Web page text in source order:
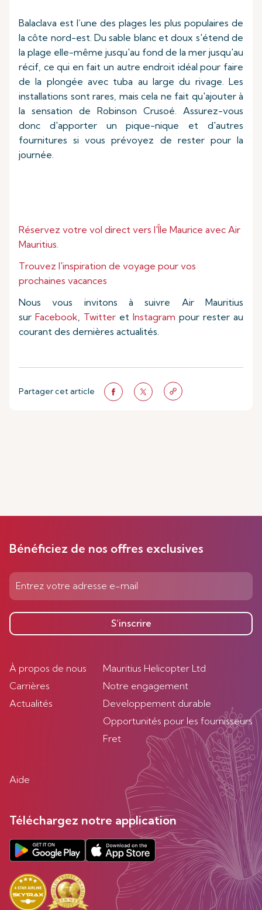
Balaclava est l’une des plages les plus populaires de
la côte nord-est. Du sable blanc et doux s'étend de
la plage elle-même jusqu'au fond de la mer jusqu'au
récif, ce qui en fait un autre endroit idéal pour faire
de la plongée avec tuba au large du rivage. Les
installations sont rares, mais cela ne fait qu'ajouter à
la sensation de Robinson Crusoé. Assurez-vous
donc d'apporter un pique-nique et d'autres
fournitures si vous prévoyez de rester pour la
journée.
Réservez votre vol direct vers l'Île Maurice avec Air
Mauritius.
Trouvez l'inspiration de voyage pour vos
prochaines vacances
Nous vous invitons à suivre Air Mauritius
sur Facebook, Twitter et Instagram pour rester au
courant des dernières actualités.
Partager cet article
Bénéficiez de nos offres exclusives
S’inscrire
À propos de nous
Carrières
Actualités
Mauritius Helicopter Ltd
Notre engagement
Developpement durable
Opportunités pour les fournisseurs
Fret
Aide
Téléchargez notre application